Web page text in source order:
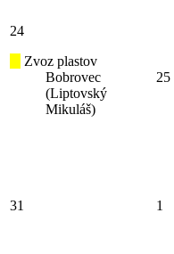
24
Zvoz plastov
Bobrovec
(Liptovský
Mikuláš)
25
31 1